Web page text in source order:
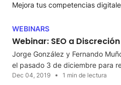
Mejora tus competencias
WEBINARS
Webinar: SEO a
Jorge González y Fernando
el pasado 3 de diciembre para
Dec 04, 2019 1 min de lectura